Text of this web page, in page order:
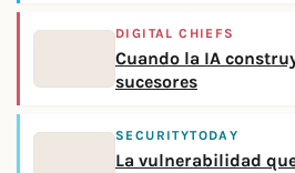
DIGITAL CHIEFS
Cuando la IA
sucesores
SECURITYTODAY
La vulnerabilidad